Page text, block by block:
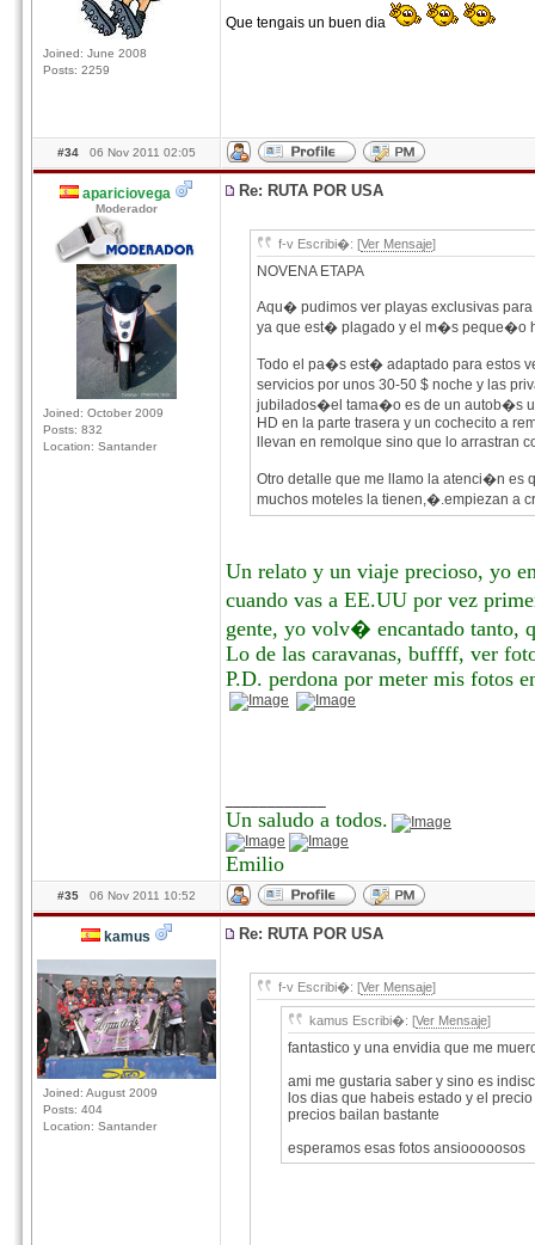
Joined: June 2008
Posts: 2259
Que tengais un buen dia
#34 06 Nov 2011 02:05
apariciovega
Moderador
Joined: October 2009
Posts: 832
Location: Santander
Re: RUTA POR USA
f-v Escribi�: [Ver Mensaje]
NOVENA ETAPA
Aqu� pudimos ver playas exclusivas
ya que est� plagado y el m�s peque�o
Todo el pa�s est� adaptado para estos
servicios por unos 30-50 $ noche y las
jubilados�el tama�o es de un autob�s
HD en la parte trasera y un cochecito a
llevan en remolque sino que lo arrastran
Otro detalle que me llamo la atenci�n es
muchos moteles la tienen,�.empiezan a
Un relato y un viaje precioso, yo
cuando vas a EE.UU por vez
gente, yo volv� encantado tanto,
Lo de las caravanas, buffff, ver
P.D. perdona por meter mis fotos
Un saludo a todos.
Emilio
#35 06 Nov 2011 10:52
kamus
Joined: August 2009
Posts: 404
Location: Santander
Re: RUTA POR USA
f-v Escribi�: [Ver Mensaje]
kamus Escribi�: [Ver Mensaje]
fantastico y una envidia que me
ami me gustaria saber y sino es
los dias que habeis estado y el
precios bailan bastante
esperamos esas fotos ansiooooosos